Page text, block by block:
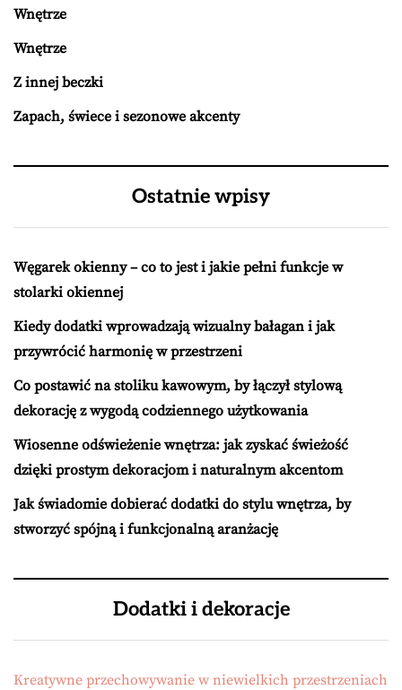
Wnętrze
Wnętrze
Z innej beczki
Zapach, świece i sezonowe akcenty
Ostatnie wpisy
Węgarek okienny – co to jest i jakie pełni funkcje w
stolarki okiennej
Kiedy dodatki wprowadzają wizualny bałagan i jak
przywrócić harmonię w przestrzeni
Co postawić na stoliku kawowym, by łączył stylową
dekorację z wygodą codziennego użytkowania
Wiosenne odświeżenie wnętrza: jak zyskać świeżość
dzięki prostym dekoracjom i naturalnym akcentom
Jak świadomie dobierać dodatki do stylu wnętrza, by
stworzyć spójną i funkcjonalną aranżację
Dodatki i dekoracje
Kreatywne przechowywanie w niewielkich przestrzeniach